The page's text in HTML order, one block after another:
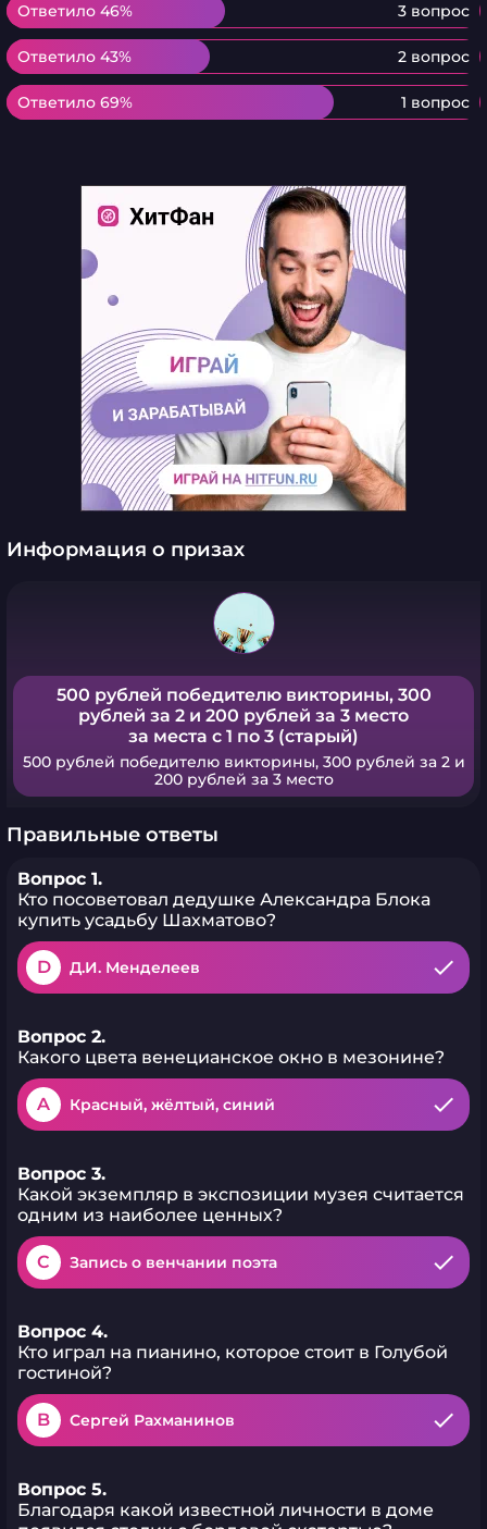
Ответило 46% 3 вопрос
Ответило 46%
Ответило 43% 2 вопрос
Ответило 43%
Ответило 69% 1 вопрос
Ответило 69%
Информация о призах
500 рублей победителю викторины, 300
рублей за 2 и 200 рублей за 3 место
за места с 1 по 3 (старый)
500 рублей победителю викторины, 300 рублей за 2 и
200 рублей за 3 место
Правильные ответы
Вопрос 1.
Кто посоветовал дедушке Александра Блока
купить усадьбу Шахматово?
D Д.И. Менделеев
Вопрос 2.
Какого цвета венецианское окно в мезонине?
A Красный, жёлтый, синий
Вопрос 3.
Какой экземпляр в экспозиции музея считается
одним из наиболее ценных?
C Запись о венчании поэта
Вопрос 4.
Кто играл на пианино, которое стоит в Голубой
гостиной?
B Сергей Рахманинов
Вопрос 5.
Благодаря какой известной личности в доме